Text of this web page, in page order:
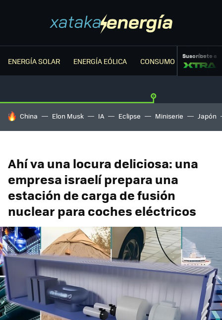
ENERGÍA SOLAR ENERGÍA EÓLICA CONSUMO ENERGÉTICO
Suscríbete a
HOY SE HABLA DE
China Elon Musk IA Eclipse Miniserie Japón
Ahí va una locura deliciosa: una
empresa israelí prepara una
estación de carga de fusión
nuclear para coches eléctricos